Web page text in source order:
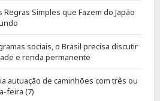
Regras Simples que Fazem do Japão
sociais, o Brasil precisa discutir
e renda permanente
autuação de caminhões com três ou
feira (7)